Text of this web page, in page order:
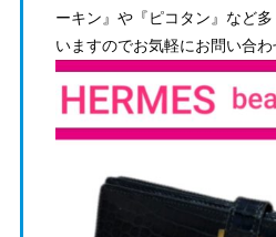
ーキン』や『ピコタン』など
いますのでお気軽にお問い合わ